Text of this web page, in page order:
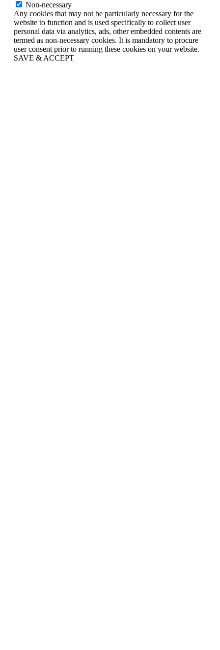
Non-necessary
Any cookies that may not be particularly necessary for the
website to function and is used specifically to collect user
personal data via analytics, ads, other embedded contents are
termed as non-necessary cookies. It is mandatory to procure
user consent prior to running these cookies on your website.
SAVE & ACCEPT